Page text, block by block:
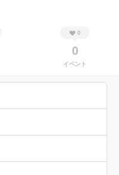
0
0
イベント